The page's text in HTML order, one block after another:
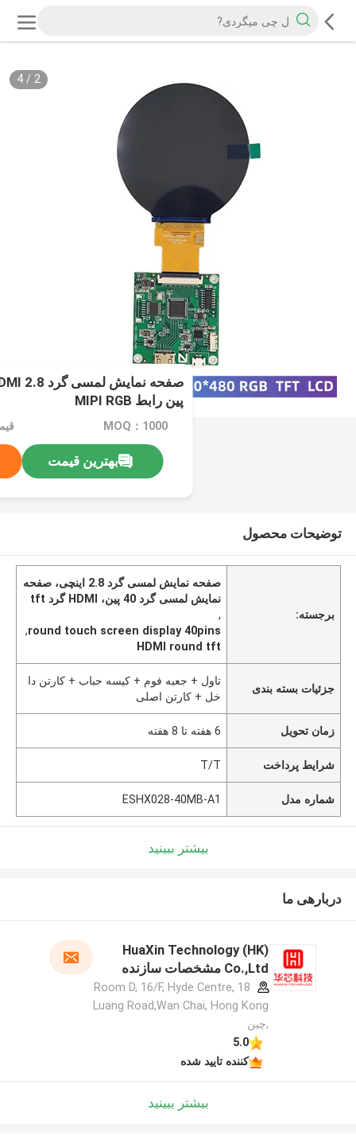
2
/
4
پین رابط MIPI RGB
MOQ：1000
بهترین قیمت
توضیحات محصول
برجسته:
صفحه نمایش لمسی گرد 2.8 اینچی، صفحه
نمایش لمسی گرد 40 پین، HDMI گرد tft
,
round touch screen display 40pins
,
HDMI round tft
جزئیات بسته بندی
تاول + جعبه فوم + کیسه حباب + کارتن دا
خل + کارتن اصلی
زمان تحویل 6 هفته تا 8 هفته
شرایط پرداخت T/T
شماره مدل ESHX028-40MB-A1
بیشتر ببینید
دربارهی ما
HuaXin Technology (HK)
Co.,Ltd مشخصات سازنده
Room D, 16/F, Hyde Centre, 18
Luang Road,Wan Chai, Hong Kong
,چین
5.0
کننده تایید شده
بیشتر ببینید